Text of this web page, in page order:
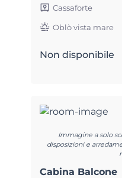
Cassaforte
Oblò vista mare
Non disponibile
Immagine a solo
disposizioni e
Cabina Balcone